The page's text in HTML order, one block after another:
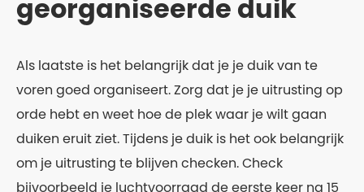
georganiseerde duik
Als laatste is het belangrijk dat je je duik van te
voren goed organiseert. Zorg dat je je uitrusting op
orde hebt en weet hoe de plek waar je wilt gaan
duiken eruit ziet. Tijdens je duik is het ook belangrijk
om je uitrusting te blijven checken. Check
bijvoorbeeld je luchtvoorraad de eerste keer na 15